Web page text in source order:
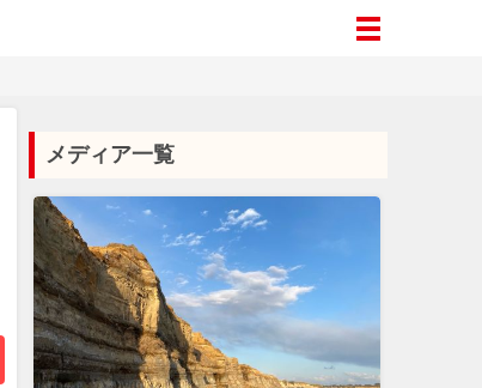
メディア一覧